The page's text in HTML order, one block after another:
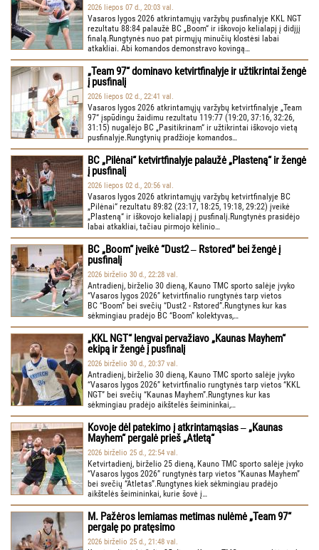
2026 liepos 07 d., 20:03 val.
Vasaros lygos 2026 atkrintamųjų varžybų pusfinalyje KKL NGT
rezultatu 88:84 palaužė BC „Boom“ ir iškovojo kelialapį į didįjį
finalą.Rungtynės nuo pat pirmųjų minučių klostėsi labai
atkakliai. Abi komandos demonstravo kovingą…
„Team 97“ dominavo ketvirtfinalyje ir užtikrintai žengė
į pusfinalį
2026 liepos 02 d., 22:41 val.
Vasaros lygos 2026 atkrintamųjų varžybų ketvirtfinalyje „Team
97“ įspūdingu žaidimu rezultatu 119:77 (19:20, 37:16, 32:26,
31:15) nugalėjo BC „Pasitikrinam“ ir užtikrintai iškovojo vietą
pusfinalyje.Rungtynių pradžioje komandos…
BC „Pilėnai“ ketvirtfinalyje palaužė „Plasteną“ ir žengė
į pusfinalį
2026 liepos 02 d., 20:56 val.
Vasaros lygos 2026 atkrintamųjų varžybų ketvirtfinalyje BC
„Pilėnai“ rezultatu 89:82 (23:17, 18:25, 19:18, 29:22) įveikė
„Plasteną“ ir iškovojo kelialapį į pusfinalį.Rungtynės prasidėjo
labai atkakliai, tačiau pirmojo kėlinio…
BC „Boom“ įveikė “Dust2 ‒ Rstored” bei žengė į
pusfinalį
2026 birželio 30 d., 22:28 val.
Antradienį, birželio 30 dieną, Kauno TMC sporto salėje įvyko
“Vasaros lygos 2026” ketvirtfinalio rungtynės tarp vietos
BC “Boom” bei svečių “Dust2 - Rstored”.Rungtynes kur kas
sėkmingiau pradėjo BC “Boom” kolektyvas,…
„KKL NGT“ lengvai pervažiavo „Kaunas Mayhem“
ekipą ir žengė į pusfinalį
2026 birželio 30 d., 20:37 val.
Antradienį, birželio 30 dieną, Kauno TMC sporto salėje įvyko
“Vasaros lygos 2026” ketvirtfinalio rungtynės tarp vietos “KKL
NGT” bei svečių “Kaunas Mayhem”.Rungtynes kur kas
sėkmingiau pradėjo aikštelės šeimininkai,…
Kovoje dėl patekimo į atkrintamąsias ‒ „Kaunas
Mayhem“ pergalė prieš „Atletą“
2026 birželio 25 d., 22:54 val.
Ketvirtadienį, birželio 25 dieną, Kauno TMC sporto salėje įvyko
“Vasaros lygos 2026” rungtynės tarp vietos “Kaunas Mayhem”
bei svečių “Atletas”.Rungtynes kiek sėkmingiau pradėjo
aikštelės šeimininkai, kurie šovė į…
M. Pažėros lemiamas metimas nulėmė „Team 97“
pergalę po pratęsimo
2026 birželio 25 d., 21:48 val.